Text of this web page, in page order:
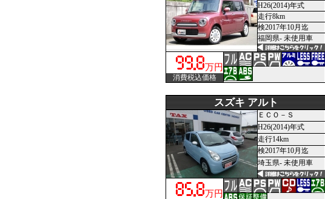
H26(2014)年式
走行8km
検2017年10月迄
福岡県- 未使用車
万円
消費税込価格
スズキ アルト
ＥＣＯ－Ｓ
H26(2014)年式
走行14km
検2017年10月迄
埼玉県- 未使用車
万円